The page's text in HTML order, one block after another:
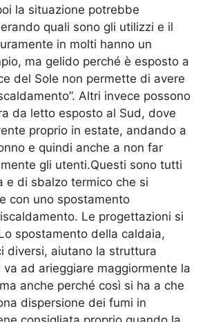
la situazione potrebbe
quali sono gli utilizzi e il
in molti hanno un
ma gelido perché è esposto a
del Sole non permette di avere
Altri invece possono
da letto esposto al Sud, dove
proprio in estate, andando a
e quindi anche a non far
gli utenti.Questi sono tutti
e di sbalzo termico che si
con uno spostamento
Le progettazioni si
spostamento della caldaia,
diversi, aiutano la struttura
va ad arieggiare maggiormente la
anche perché così si ha a che
dispersione dei fumi in